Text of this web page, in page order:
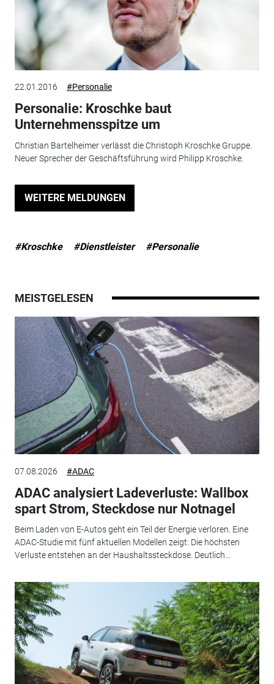
22.01.2016 #Personalie
Personalie: Kroschke baut
Unternehmensspitze um
Christian Bartelheimer verlässt die Christoph Kroschke Gruppe.
Neuer Sprecher der Geschäftsführung wird Philipp Kroschke.
WEITERE MELDUNGEN
#Kroschke #Dienstleister #Personalie
MEISTGELESEN
07.08.2026 #ADAC
ADAC analysiert Ladeverluste: Wallbox
spart Strom, Steckdose nur Notnagel
Beim Laden von E-Autos geht ein Teil der Energie verloren. Eine
ADAC-Studie mit fünf aktuellen Modellen zeigt: Die höchsten
Verluste entstehen an der Haushaltssteckdose. Deutlich...